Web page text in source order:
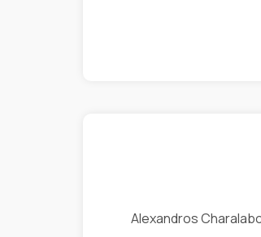
Alexandros